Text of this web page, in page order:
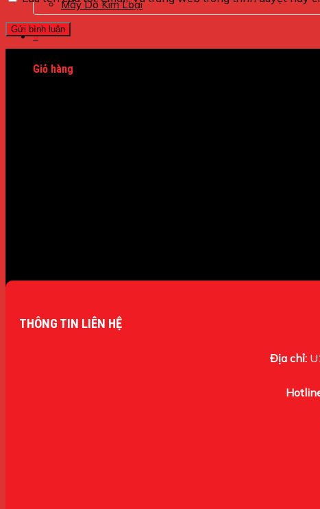
Máy Dò Kim Loại
0
Giỏ hàng
THÔNG TIN LIÊN HỆ
Địa chỉ: